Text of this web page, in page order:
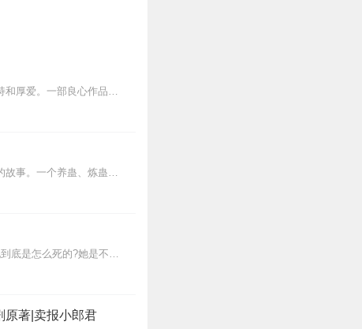
赌石。一部良心作品，绝对暧昧你的耳朵。欢迎踊跃点评评论，多多点赞啊。感谢您的支持和厚爱。一部良心作品，绝对暧昧你的耳朵。欢迎踊跃点评评论，多多点赞啊。感谢您的支...
内容简介【黑暗文反派流封神之作】人是万物之灵，蛊是天地真精。一个穿越者不断重生的故事。一个养蛊、炼蛊、用蛊的奇特世界。配音组（男角色）老宝玉旁白...
税务局局长睡梦中离奇死亡，是自杀、他杀还是意外死亡?调查一波三折结果出乎意料，他到底是怎么死的?她是不幸的从小失去母亲，她又是幸运的异父异母的哥哥放弃学业打工...
原著|卖报小郎君